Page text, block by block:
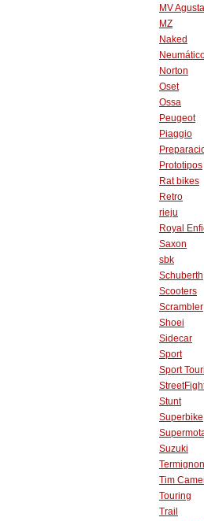
MV Agusta
MZ
Naked
Norton
Oset
Ossa
Peugeot
Piaggio
Prototipos
Rat bikes
Retro
rieju
Royal
Saxon
sbk
Schuberth
Scooters
Scrambler
Shoei
Sidecar
Sport
Sport
Stunt
Superbike
Suzuki
Tim
Touring
Trail